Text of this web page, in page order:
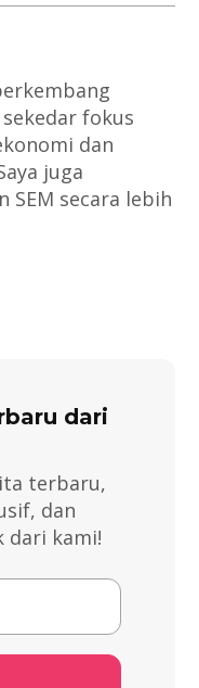
fokus
dan
juga
SEM secara lebih
dari
terbaru,
dan
dari kami!